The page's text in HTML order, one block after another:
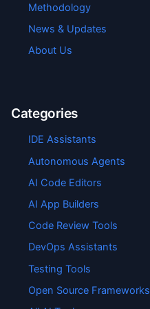
Methodology
News & Updates
About Us
Categories
IDE Assistants
Autonomous Agents
AI Code Editors
AI App Builders
Code Review Tools
DevOps Assistants
Testing Tools
Open Source Frameworks